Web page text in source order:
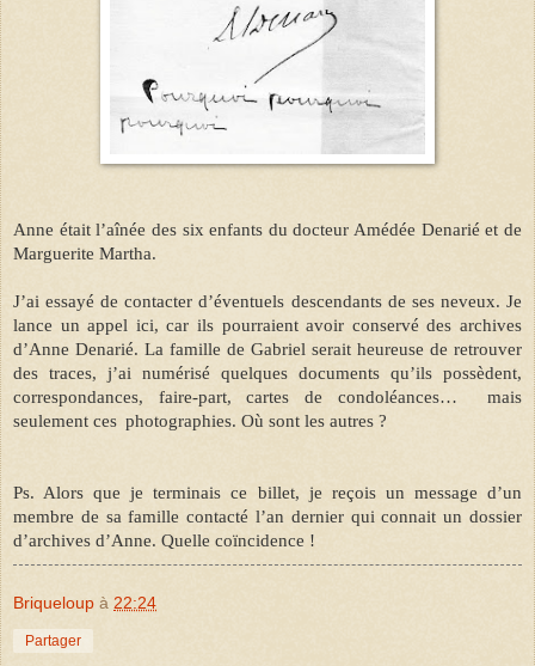
Anne était l’aînée des six enfants du docteur Amédée Denarié et de
Marguerite Martha.
J’ai essayé de contacter d’éventuels descendants de ses neveux. Je
lance un appel ici, car ils pourraient avoir conservé des archives
d’Anne Denarié. La famille de Gabriel serait heureuse de retrouver
des traces, j’ai numérisé quelques documents qu’ils possèdent,
correspondances, faire-part, cartes de condoléances…
mais
seulement ces photographies. Où sont les autres ?
Ps. Alors que je terminais ce billet, je reçois un message d’un
membre de sa famille contacté l’an dernier qui connait un dossier
d’archives d’Anne. Quelle coïncidence !
Briqueloup à 22:24
Partager